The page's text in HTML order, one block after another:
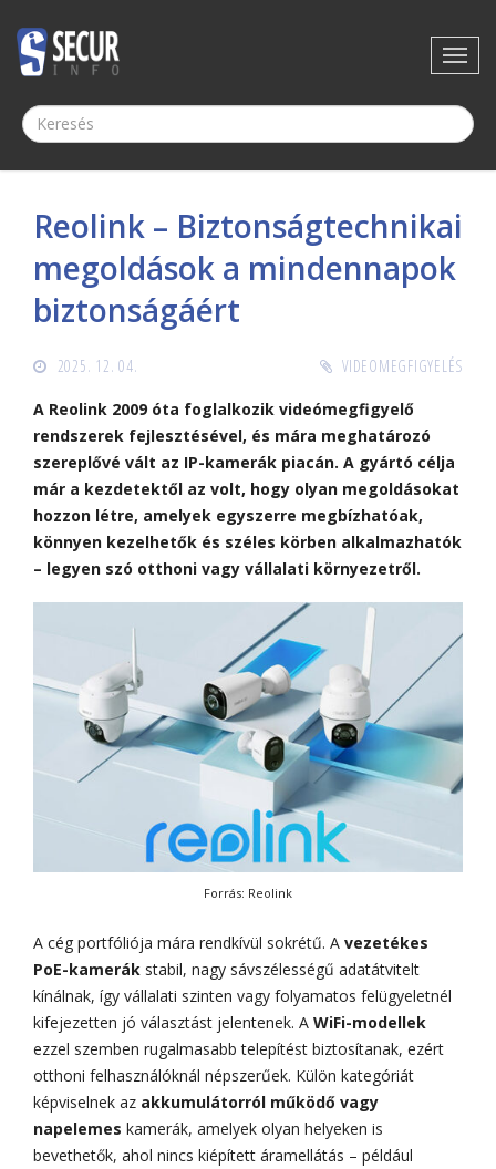
Reolink – Biztonságtechnikai
megoldások a mindennapok
biztonságáért
2025. 12. 04. VIDEOMEGFIGYELÉS
A Reolink 2009 óta foglalkozik videómegfigyelő
rendszerek fejlesztésével, és mára meghatározó
szereplővé vált az IP-kamerák piacán. A gyártó célja
már a kezdetektől az volt, hogy olyan megoldásokat
hozzon létre, amelyek egyszerre megbízhatóak,
könnyen kezelhetők és széles körben alkalmazhatók
– legyen szó otthoni vagy vállalati környezetről.
Forrás: Reolink
A cég portfóliója mára rendkívül sokrétű. A vezetékes
PoE-kamerák stabil, nagy sávszélességű adatátvitelt
kínálnak, így vállalati szinten vagy folyamatos felügyeletnél
kifejezetten jó választást jelentenek. A WiFi-modellek
ezzel szemben rugalmasabb telepítést biztosítanak, ezért
otthoni felhasználóknál népszerűek. Külön kategóriát
képviselnek az akkumulátorról működő vagy
napelemes kamerák, amelyek olyan helyeken is
bevethetők, ahol nincs kiépített áramellátás – például